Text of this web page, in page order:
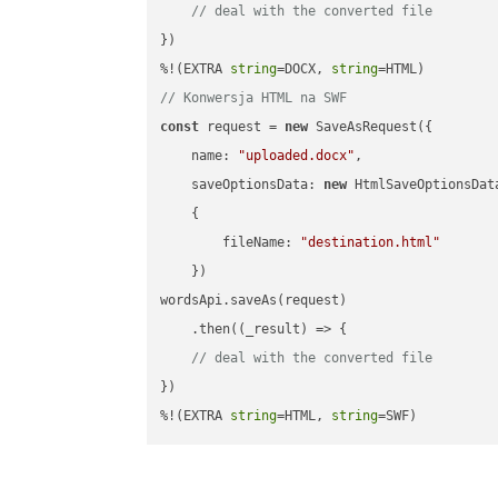
// deal with the converted file
})
%!(EXTRA string=DOCX, string
// Konwersja HTML na SWF
const request = new SaveAsRequest({
name: "uploaded.docx" ,
saveOptionsData: new
    {
fileName:
"destination.html"
    })
wordsApi.saveAs(request)
    .then(
( _result ) => {
// deal with the converted file
})
%!(EXTRA string=HTML, string=SWF)